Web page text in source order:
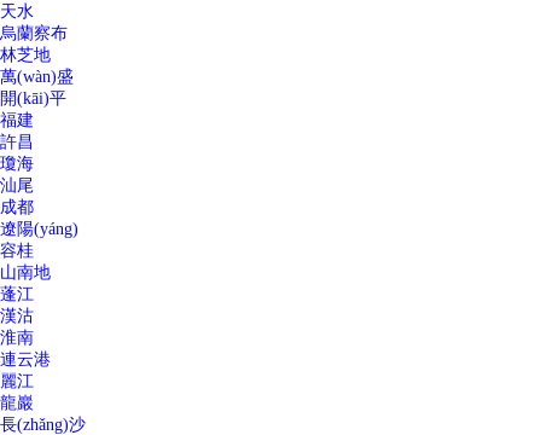
天水
烏蘭察布
林芝地
萬(wàn)盛
開(kāi)平
福建
許昌
瓊海
汕尾
成都
遼陽(yáng)
容桂
山南地
蓬江
漢沽
淮南
連云港
麗江
龍巖
長(zhǎng)沙